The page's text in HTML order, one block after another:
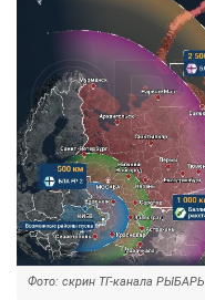
Фото: скрин ТГ-канала РЫБАРЬ